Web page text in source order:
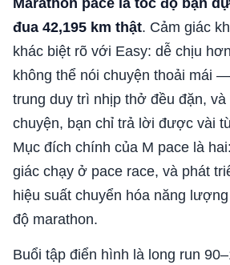
Marathon pace là tốc độ bạn
đua 42,195 km thật. Cảm giác
khác biệt rõ với Easy: dễ chịu
không thể nói chuyện thoải mái
trung duy trì nhịp thở đều đặn, và
chuyện, bạn chỉ trả lời được vài
Mục đích chính của M pace là
giác chạy ở pace race, và phát
hiệu suất chuyển hóa năng
độ marathon.
Buổi tập điển hình là long run